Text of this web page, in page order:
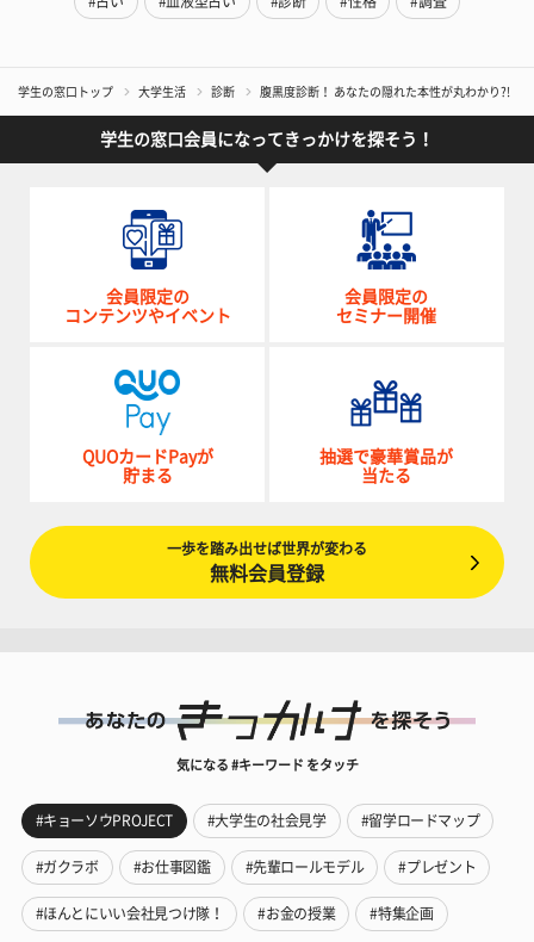
学生の窓口トップ 大学生活 診断 腹黒度診断！ あなたの隠れた本性が丸わかり?!
学生の窓口会員になってきっかけを探そう！
会員限定の
コンテンツやイベント
会員限定の
セミナー開催
QUOカードPayが
貯まる
抽選で豪華賞品が
当たる
一歩を踏み出せば世界が変わる
無料会員登録
気になる #キーワード をタッチ
#キョーソウPROJECT #大学生の社会見学 #留学ロードマップ
#ガクラボ #お仕事図鑑 #先輩ロールモデル #プレゼント
#ほんとにいい会社見つけ隊！ #お金の授業 #特集企画